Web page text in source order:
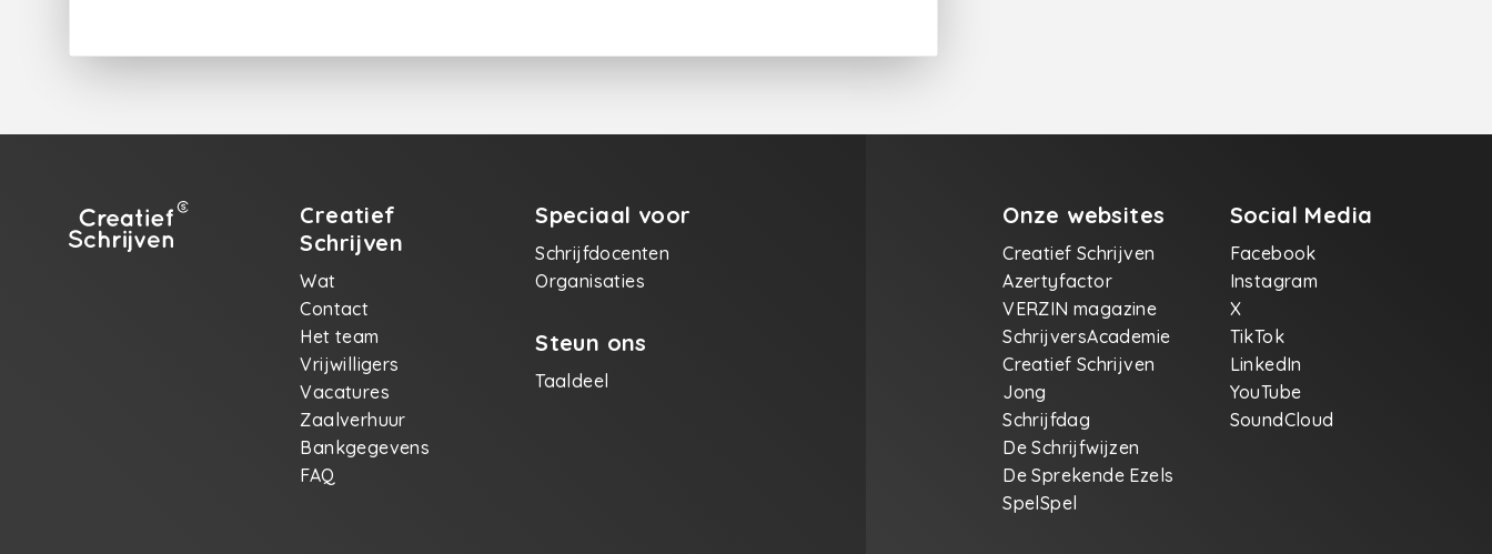
Creatief
Schrijven
Wat
Contact
Het team
Vrijwilligers
Vacatures
Zaalverhuur
Bankgegevens
FAQ
Speciaal voor
Schrijfdocenten
Organisaties
Steun ons
Taaldeel
Onze websites
Creatief Schrijven
Azertyfactor
VERZIN magazine
SchrijversAcademie
Creatief Schrijven
Jong
Schrijfdag
De Schrijfwijzen
De Sprekende Ezels
SpelSpel
Social Media
Facebook
Instagram
X
TikTok
LinkedIn
YouTube
SoundCloud